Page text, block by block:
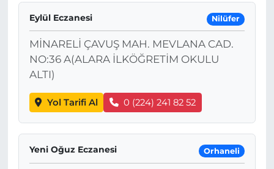
Eylül Eczanesi Nilüfer
MİNARELİ ÇAVUŞ MAH. MEVLANA CAD.
NO:36 A(ALARA İLKÖĞRETİM OKULU
ALTI)
Yol Tarifi Al 0 (224) 241 82 52
Yeni Oğuz Eczanesi Orhaneli